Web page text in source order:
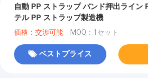
自動 PP ストラップ バンド押出ライン
テル PP ストラップ製造機
価格：交渉可能 MOQ：1セット
ベストプライス